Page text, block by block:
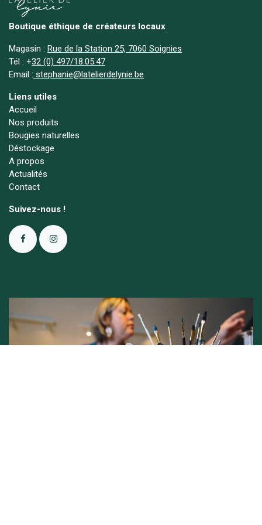
Boutique éthique de créateurs locaux
Magasin : Rue de la Station 25, 7060 Soignies
Tél : +32 (0) 497/18.05.47
Email : stephanie@latelierdelynie.be
Liens utiles
Accueil
Nos produits
Bougies naturelles
Déstockage
A propos
Actualités
Contact
Suivez-nous !